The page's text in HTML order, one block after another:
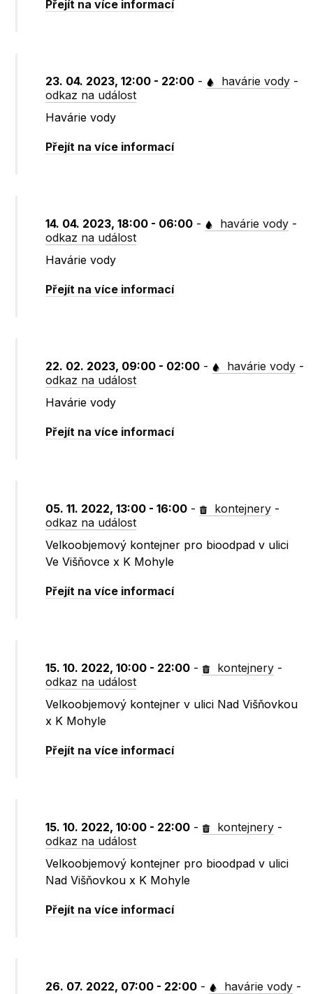
Přejít na více informací
23. 04. 2023, 12:00 - 22:00 - havárie vody -
odkaz na událost
Havárie vody
Přejít na více informací
14. 04. 2023, 18:00 - 06:00 - havárie vody -
odkaz na událost
Havárie vody
Přejít na více informací
22. 02. 2023, 09:00 - 02:00 - havárie vody -
odkaz na událost
Havárie vody
Přejít na více informací
05. 11. 2022, 13:00 - 16:00 - kontejnery -
odkaz na událost
Velkoobjemový kontejner pro bioodpad v ulici
Ve Višňovce x K Mohyle
Přejít na více informací
15. 10. 2022, 10:00 - 22:00 - kontejnery -
odkaz na událost
Velkoobjemový kontejner v ulici Nad Višňovkou
x K Mohyle
Přejít na více informací
15. 10. 2022, 10:00 - 22:00 - kontejnery -
odkaz na událost
Velkoobjemový kontejner pro bioodpad v ulici
Nad Višňovkou x K Mohyle
Přejít na více informací
26. 07. 2022, 07:00 - 22:00 - havárie vody -